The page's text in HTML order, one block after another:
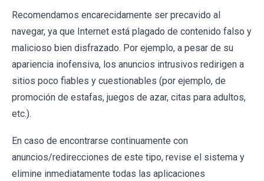
Recomendamos encarecidamente ser precavido al
navegar, ya que Internet está plagado de contenido falso y
malicioso bien disfrazado. Por ejemplo, a pesar de su
apariencia inofensiva, los anuncios intrusivos redirigen a
sitios poco fiables y cuestionables (por ejemplo, de
promoción de estafas, juegos de azar, citas para adultos,
etc.).
En caso de encontrarse continuamente con
anuncios/redirecciones de este tipo, revise el sistema y
elimine inmediatamente todas las aplicaciones